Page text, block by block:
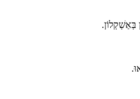
בְּאַשְׁקְלוֹן.